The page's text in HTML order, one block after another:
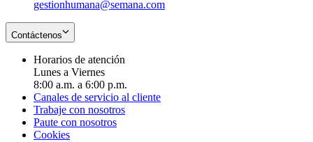
gestionhumana@semana.com
Contáctenos
Horarios de atención
Lunes a Viernes
8:00 a.m. a 6:00 p.m.
Canales de servicio al cliente
Trabaje con nosotros
Paute con nosotros
Cookies